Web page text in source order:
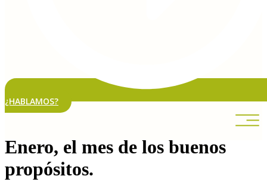
¿HABLAMOS?
Enero, el mes de los buenos
propósitos.